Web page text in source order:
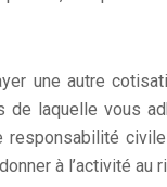
une autre
de laquelle vous
à l’activité au